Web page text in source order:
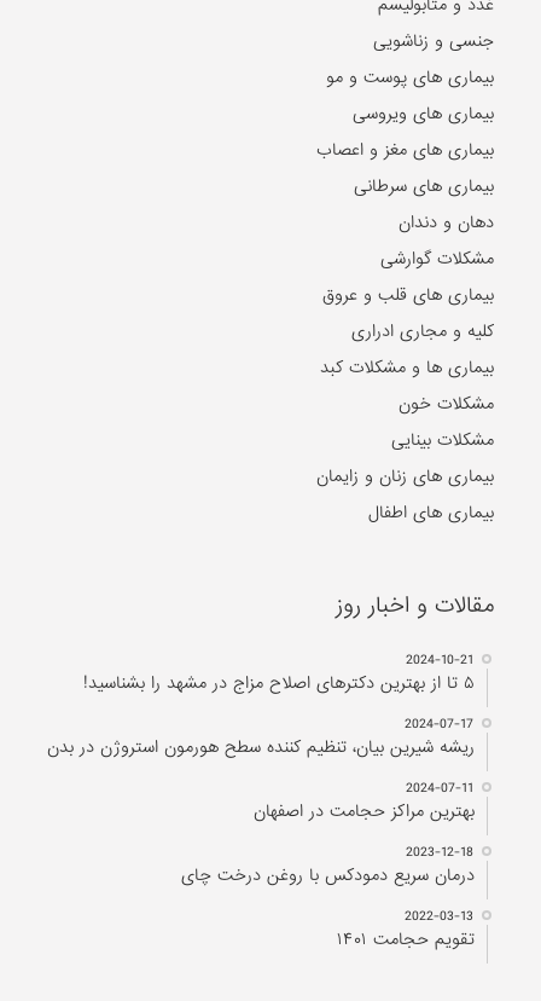
جنسی و زناشویی
بیماری های پوست و مو
بیماری های ویروسی
بیماری های مغز و اعصاب
بیماری های سرطانی
دهان و دندان
مشکلات گوارشی
بیماری های قلب و عروق
کلیه و مجاری ادراری
بیماری ها و مشکلات کبد
مشکلات خون
مشکلات بینایی
بیماری های زنان و زایمان
بیماری های اطفال
مقالات و اخبار روز
2024-10-21
۵ تا از بهترین دکتر‌های اصلاح مزاج در مشهد را بشناسید!
2024-07-17
ریشه شیرین بیان، تنظیم کننده سطح هورمون استروژن در بدن
2024-07-11
بهترین مراکز حجامت در اصفهان
2023-12-18
درمان سریع دمودکس با روغن درخت چای
2022-03-13
تقویم حجامت ۱۴۰۱